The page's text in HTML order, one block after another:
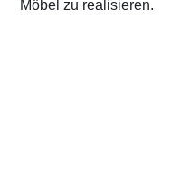
Möbel zu realisieren.